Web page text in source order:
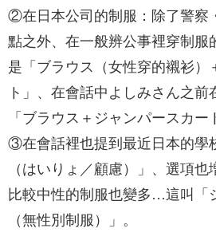
②在日本公司的制服：除了警察
點之外、在一般辨公事裡穿制服
是「ブラウス（女性穿的襯衫）
ト」、在會話中よしみさん之前
「ブラウス＋ジャンパースカー
③在會話裡也提到最近日本的學
（はいりょ／顧慮）」、選項也
比較中性的制服也變多…這叫「
（無性別制服）」。